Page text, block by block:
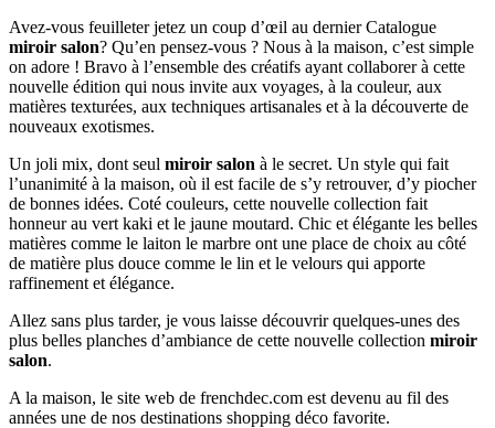
Avez-vous feuilleter jetez un coup d’œil au dernier Catalogue
miroir salon? Qu’en pensez-vous ? Nous à la maison, c’est simple
on adore ! Bravo à l’ensemble des créatifs ayant collaborer à cette
nouvelle édition qui nous invite aux voyages, à la couleur, aux
matières texturées, aux techniques artisanales et à la découverte de
nouveaux exotismes.
Un joli mix, dont seul miroir salon à le secret. Un style qui fait
l’unanimité à la maison, où il est facile de s’y retrouver, d’y piocher
de bonnes idées. Coté couleurs, cette nouvelle collection fait
honneur au vert kaki et le jaune moutard. Chic et élégante les belles
matières comme le laiton le marbre ont une place de choix au côté
de matière plus douce comme le lin et le velours qui apporte
raffinement et élégance.
Allez sans plus tarder, je vous laisse découvrir quelques-unes des
plus belles planches d’ambiance de cette nouvelle collection miroir
salon.
A la maison, le site web de frenchdec.com est devenu au fil des
années une de nos destinations shopping déco favorite.